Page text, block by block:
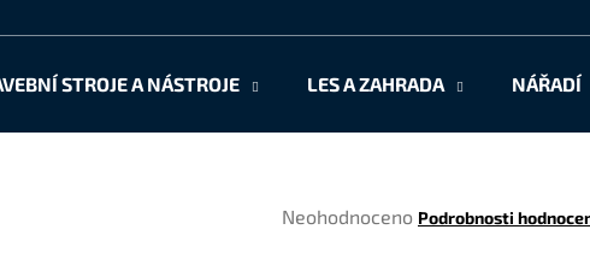
STROJE A NÁSTROJE LES A ZAHRADA NÁŘADÍ
Průměrné
Neohodnoceno Podrobnosti
Co potřebujete najít?
HLEDAT